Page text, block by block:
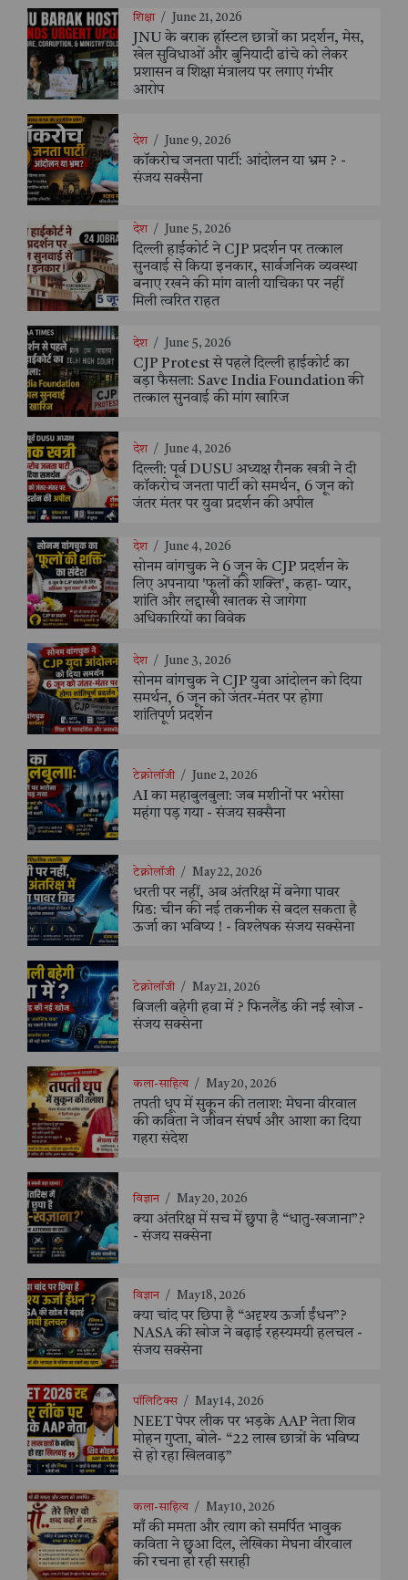
शिक्षा / June 21, 2026
JNU के बराक हॉस्टल छात्रों का प्रदर्शन, मेस,
खेल सुविधाओं और बुनियादी ढांचे को लेकर
प्रशासन व शिक्षा मंत्रालय पर लगाए गंभीर
आरोप
देश / June 9, 2026
कॉकरोच जनता पार्टी: आंदोलन या भ्रम ? -
संजय सक्सैना
देश / June 5, 2026
दिल्ली हाईकोर्ट ने CJP प्रदर्शन पर तत्काल
सुनवाई से किया इनकार, सार्वजनिक व्यवस्था
बनाए रखने की मांग वाली याचिका पर नहीं
मिली त्वरित राहत
देश / June 5, 2026
CJP Protest से पहले दिल्ली हाईकोर्ट का
बड़ा फैसला: Save India Foundation की
तत्काल सुनवाई की मांग खारिज
देश / June 4, 2026
दिल्ली: पूर्व DUSU अध्यक्ष रौनक खत्री ने दी
कॉकरोच जनता पार्टी को समर्थन, 6 जून को
जंतर मंतर पर युवा प्रदर्शन की अपील
देश / June 4, 2026
सोनम वांगचुक ने 6 जून के CJP प्रदर्शन के
लिए अपनाया 'फूलों की शक्ति', कहा- प्यार,
शांति और लद्दाखी खातक से जागेगा
अधिकारियों का विवेक
देश / June 3, 2026
सोनम वांगचुक ने CJP युवा आंदोलन को दिया
समर्थन, 6 जून को जंतर-मंतर पर होगा
शांतिपूर्ण प्रदर्शन
टेक्नोलॉजी / June 2, 2026
AI का महाबुलबुला: जब मशीनों पर भरोसा
महंगा पड़ गया - संजय सक्सैना
टेक्नोलॉजी / May 22, 2026
धरती पर नहीं, अब अंतरिक्ष में बनेगा पावर
ग्रिड: चीन की नई तकनीक से बदल सकता है
ऊर्जा का भविष्य ! - विश्लेषक संजय सक्सेना
टेक्नोलॉजी / May 21, 2026
बिजली बहेगी हवा में ? फिनलैंड की नई खोज -
संजय सक्सेना
कला-साहित्य / May 20, 2026
तपती धूप में सुकून की तलाश: मेघना वीरवाल
की कविता ने जीवन संघर्ष और आशा का दिया
गहरा संदेश
विज्ञान / May 20, 2026
क्या अंतरिक्ष में सच में छुपा है “धातु-खजाना”?
- संजय सक्सेना
विज्ञान / May 18, 2026
क्या चांद पर छिपा है “अदृश्य ऊर्जा ईंधन”?
NASA की खोज ने बढ़ाई रहस्यमयी हलचल -
संजय सक्सेना
पॉलिटिक्स / May 14, 2026
NEET पेपर लीक पर भड़के AAP नेता शिव
मोहन गुप्ता, बोले- “22 लाख छात्रों के भविष्य
से हो रहा खिलवाड़”
कला-साहित्य / May 10, 2026
माँ की ममता और त्याग को समर्पित भावुक
कविता ने छुआ दिल, लेखिका मेघना वीरवाल
की रचना हो रही सराही